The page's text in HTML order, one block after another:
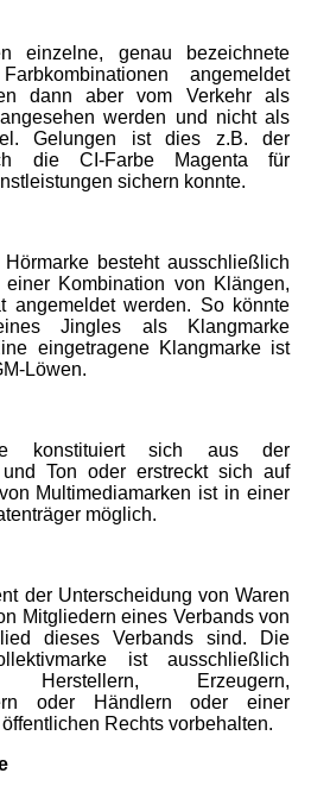
einzelne, genau bezeichnete
angemeldet
dann aber vom Verkehr als
werden und nicht als
Gelungen ist dies z.B. der
die CI-Farbe Magenta für
sichern konnte.
besteht ausschließlich
Kombination von Klängen,
angemeldet werden. So könnte
Jingles als Klangmarke
eingetragene Klangmarke ist
Löwen.
konstituiert sich aus der
Ton oder erstreckt sich auf
Multimediamarken ist in einer
möglich.
der Unterscheidung von Waren
Mitgliedern eines Verbands von
dieses Verbands sind. Die
ist ausschließlich
Erzeugern,
oder Händlern oder einer
Rechts vorbehalten.